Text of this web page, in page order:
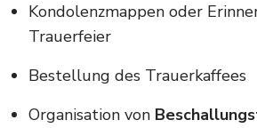
Kondolenzmappen oder
Trauerfeier
Bestellung des Trauerkaffees
Organisation von